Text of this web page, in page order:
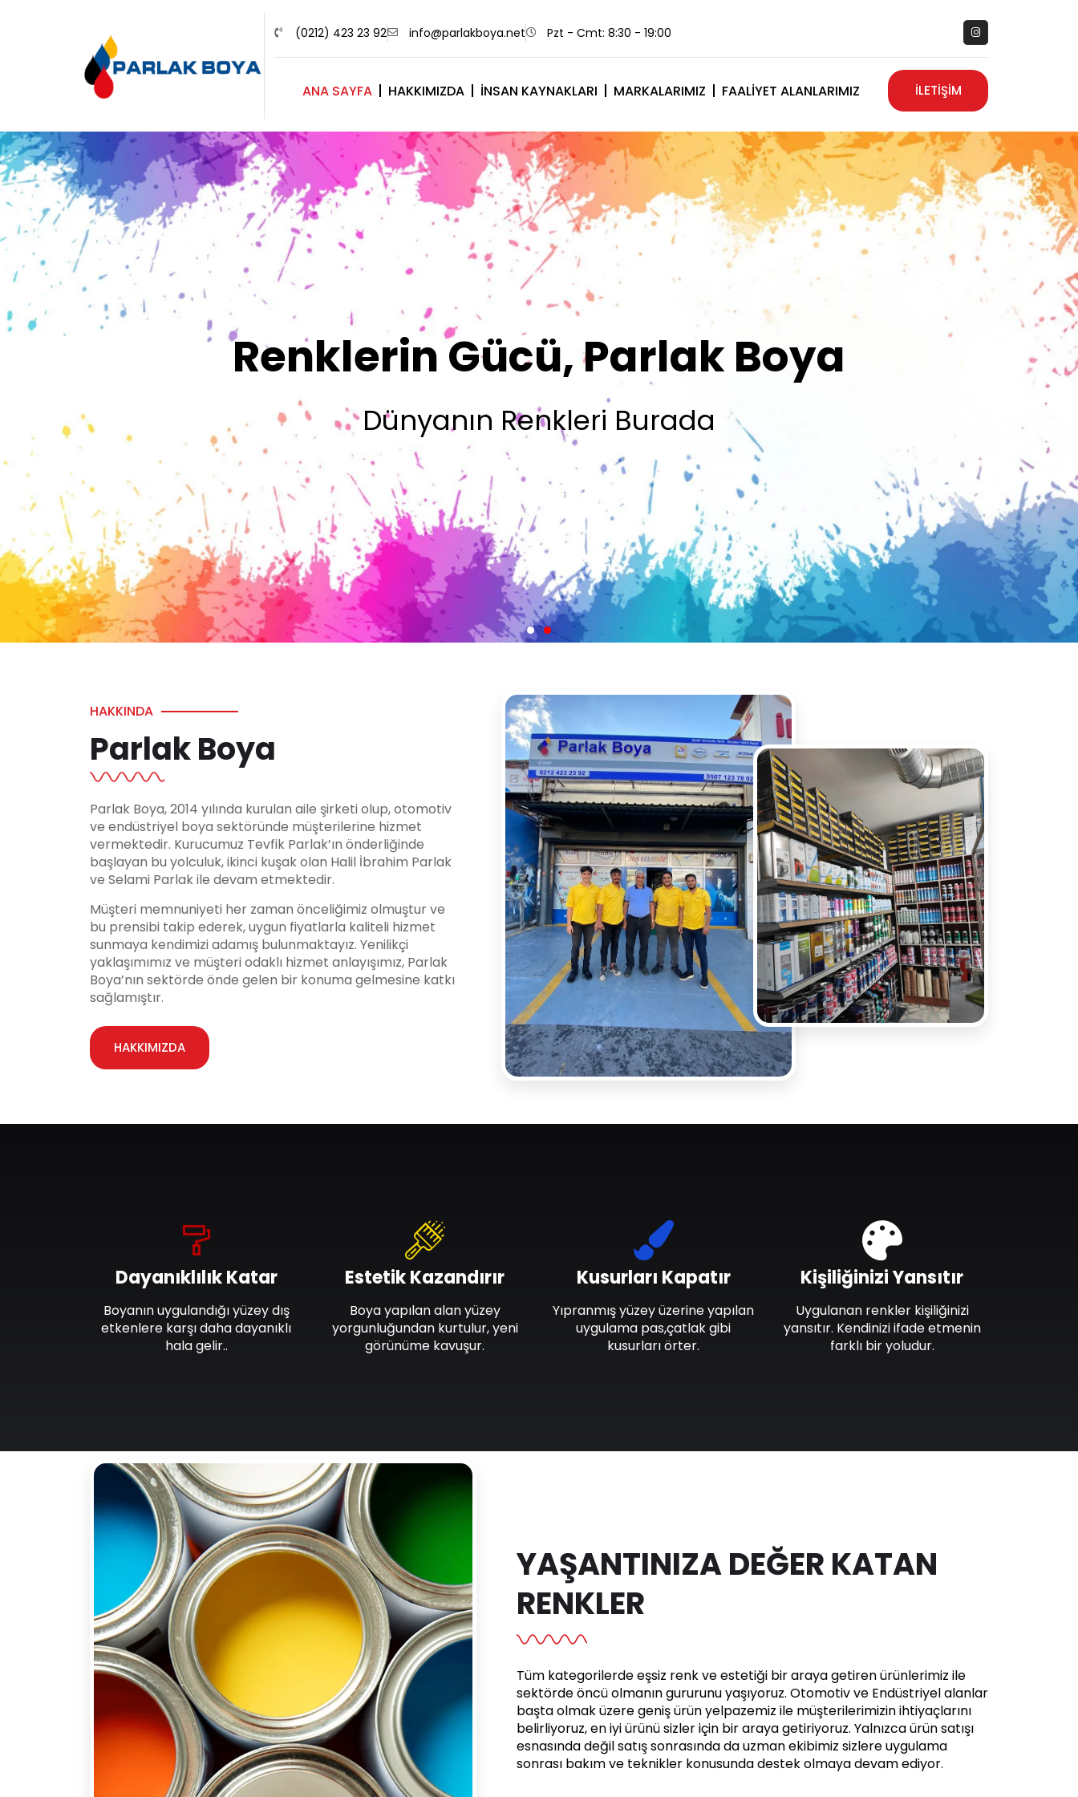
(0212) 423 23 92 info@parlakboya.net Pzt - Cmt: 8:30 - 19:00
ANA SAYFA HAKKIMIZDA İNSAN KAYNAKLARI MARKALARIMIZ FAALIYET ALANLARIMIZ İLETİŞİM
Renklerimiz Sizin İmzanız
Olsun
HAKKINDA
Parlak Boya
Parlak Boya, 2014 yılında kurulan aile şirketi olup, otomotiv
ve endüstriyel boya sektöründe müşterilerine hizmet
vermektedir. Kurucumuz Tevfik Parlak’ın önderliğinde
başlayan bu yolculuk, ikinci kuşak olan Halil İbrahim Parlak
ve Selami Parlak ile devam etmektedir.
Müşteri memnuniyeti her zaman önceliğimiz olmuştur ve
bu prensibi takip ederek, uygun fiyatlarla kaliteli hizmet
sunmaya kendimizi adamış bulunmaktayız. Yenilikçi
yaklaşımımız ve müşteri odaklı hizmet anlayışımız, Parlak
Boya’nın sektörde önde gelen bir konuma gelmesine katkı
sağlamıştır.
HAKKIMIZDA
Dayanıklılık Katar
Boyanın uygulandığı yüzey dış
etkenlere karşı daha dayanıklı
hala gelir..
Estetik Kazandırır
Boya yapılan alan yüzey
yorgunluğundan kurtulur, yeni
görünüme kavuşur.
Kusurları Kapatır
Yıpranmış yüzey üzerine yapılan
uygulama pas,çatlak gibi
kusurları örter.
Kişiliğinizi Yansıtır
Uygulanan renkler kişiliğinizi
yansıtır. Kendinizi ifade etmenin
farklı bir yoludur.
YAŞANTINIZA DEĞER KATAN
RENKLER
Tüm kategorilerde eşsiz renk ve estetiği bir araya getiren ürünlerimiz ile
sektörde öncü olmanın gururunu yaşıyoruz. Otomotiv ve Endüstriyel alanlar
başta olmak üzere geniş ürün yelpazemiz ile müşterilerimizin ihtiyaçlarını
belirliyoruz, en iyi ürünü sizler için bir araya getiriyoruz. Yalnızca ürün satışı
esnasında değil satış sonrasında da uzman ekibimiz sizlere uygulama
sonrası bakım ve teknikler konusunda destek olmaya devam ediyor.